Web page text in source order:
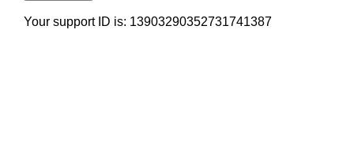
Your support ID is: 13903290352731741387